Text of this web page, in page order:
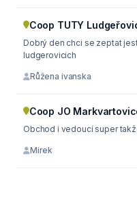
Coop TUTY
Dobrý den chci se zeptat
ludgerovicich
Růžena ivanska
Coop JO
Obchod i vedoucí super
Mirek